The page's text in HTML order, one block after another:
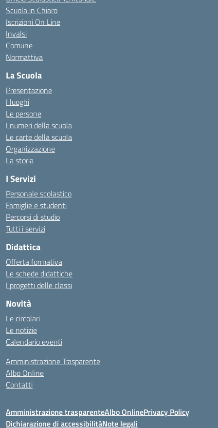
Scuola in Chiaro
Iscrizioni On Line
Invalsi
Comune
Normattiva
La Scuola
Presentazione
I luoghi
Le persone
I numeri della scuola
Le carte della scuola
Organizzazione
La storia
I Servizi
Personale scolastico
Famiglie e studenti
Percorsi di studio
Tutti i servizi
Didattica
Offerta formativa
Le schede didattiche
I progetti delle classi
Novità
Le circolari
Le notizie
Calendario eventi
Amministrazione Trasparente
Albo Online
Contatti
Amministrazione trasparenteAlbo OnlinePrivacy Policy
Dichiarazione di accessibilitàNote legali